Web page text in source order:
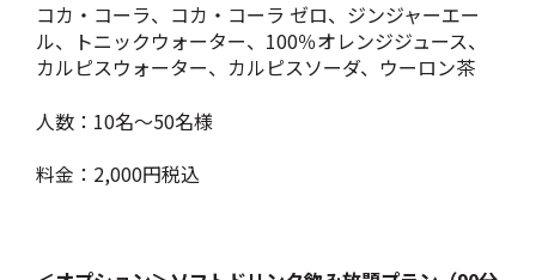
コカ・コーラ、コカ・コーラ ゼロ、ジンジャーエー
ル、トニックウォーター、100％オレンジジュース、
カルピスウォーター、カルピスソーダ、ウーロン茶
人数：10名～50名様
料金：2,000円税込